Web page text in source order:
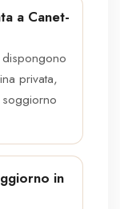
a Canet-
privata,
in